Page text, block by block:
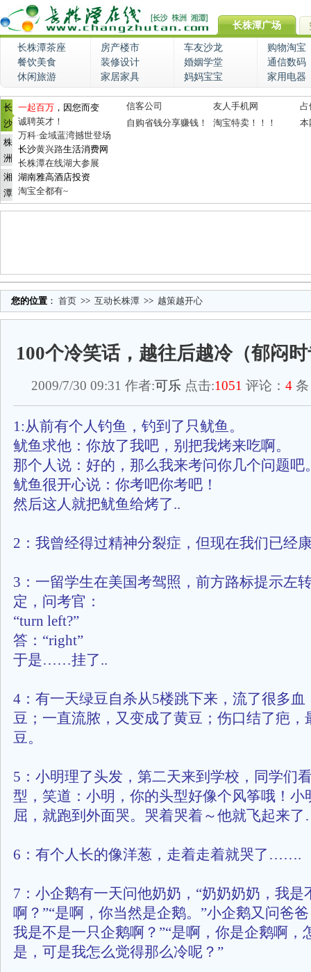
长株潭广场
长株潭茶座 房产楼市 车友沙龙
购物淘宝
餐饮美食
装修设计 婚姻学堂
通信数码
休闲旅游
家居家具 妈妈宝宝 家用电器
长
沙
株
洲
湘
潭
一起百万 ，因您而变
诚聘英才！
万科·金域蓝湾撼世登场
长沙黄兴路生活消费网
长株潭在线湖大参展
湖南雅高酒店投资
淘宝全都有~
信客公司 友人手机网
占
自购省钱分享赚钱！
淘宝特卖！！！ 本
您的位置 ： 首页 >> 互动长株潭 >> 越策越开心
100个冷笑话，越往后越冷（郁闷
2009/7/30 09:31 作者:可乐 点击:1051 评论： 4
1:从前有个人钓鱼，钓到了只鱿鱼。
鱿鱼求他：你放了我吧，别把我烤来吃啊。
那个人说：好的，那么我来考问你几个问题吧
鱿鱼很开心说：你考吧你考吧！
然后这人就把鱿鱼给烤了..
2：我曾经得过精神分裂症，但现在我们已经
3：一留学生在美国考驾照，前方路标提示左
定，问考官：
“turn left?”
答：“right”
于是……挂了..
4：有一天绿豆自杀从5楼跳下来，流了很多血
豆；一直流脓，又变成了黄豆；伤口结了疤，
豆。
5：小明理了头发，第二天来到学校，同学们
型，笑道：小明，你的头型好像个风筝哦！小
屈，就跑到外面哭。哭着哭着～他就飞起
6：有个人长的像洋葱，走着走着就哭了…….
7：小企鹅有一天问他奶奶，“奶奶奶奶，我是
啊？”“是啊，你当然是企鹅。”小企鹅又问爸
我是不是一只企鹅啊？”“是啊，你是企鹅啊，
是，可是我怎么觉得那么冷呢？”